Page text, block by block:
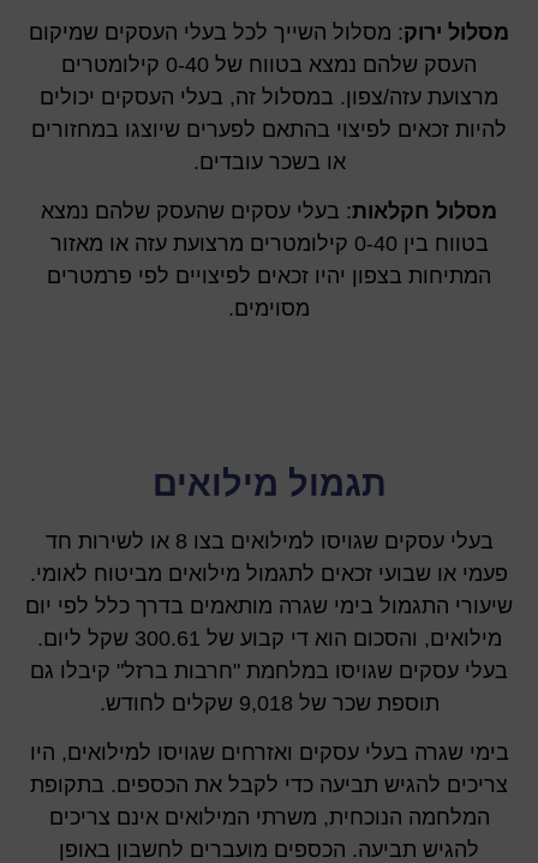
מסלול ירוק: מסלול השייך לכל בעלי העסקים שמיקום
העסק שלהם נמצא בטווח של 0-40 קילומטרים
מרצועת עזה/צפון. במסלול זה, בעלי העסקים יכולים
להיות זכאים לפיצוי בהתאם לפערים שיוצגו במחזורים
או בשכר עובדים.
מסלול חקלאות: בעלי עסקים שהעסק שלהם נמצא
בטווח בין 0-40 קילומטרים מרצועת עזה או מאזור
המתיחות בצפון יהיו זכאים לפיצויים לפי פרמטרים
מסוימים.
תגמול מילואים
בעלי עסקים שגויסו למילואים בצו 8 או לשירות חד
פעמי או שבועי זכאים לתגמול מילואים מביטוח לאומי.
שיעורי התגמול בימי שגרה מותאמים בדרך כלל לפי יום
מילואים, והסכום הוא די קבוע של 300.61 שקל ליום.
בעלי עסקים שגויסו במלחמת "חרבות ברזל" קיבלו גם
תוספת שכר של 9,018 שקלים לחודש.
בימי שגרה בעלי עסקים ואזרחים שגויסו למילואים, היו
צריכים להגיש תביעה כדי לקבל את הכספים. בתקופת
המלחמה הנוכחית, משרתי המילואים אינם צריכים
להגיש תביעה. הכספים מועברים לחשבון באופן